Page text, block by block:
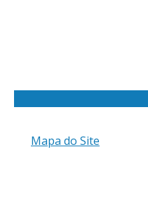
Mapa do Site